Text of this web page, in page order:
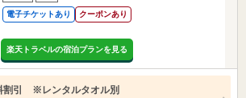
電子チケットあり クーポンあり
楽天トラベルの宿泊プランを見る
割引 ※レンタルタオル別